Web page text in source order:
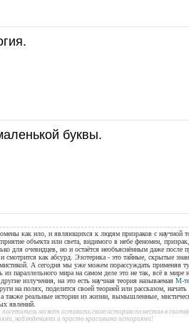
буквы.
как нло, и являющихся к людям призраков с научной
объекта или света, видимого в небе феномен,
для очевидцев, но и остаётся необъяснённым даже после
смотрится как абсурд. Эзотерика - это тайные, скрытые
А сегодня мы уже можем порассуждать
из параллельного мира на самом деле это не так, всё в
излучения, на это есть научная теория называемаяМ-
на полях, поделится своей теорией или рассказом,
реальные истории из жизни, вымышленные,
явлений.
посетитель может оставить свою историю поместив в
наблюдениями и просто красивыми историями!